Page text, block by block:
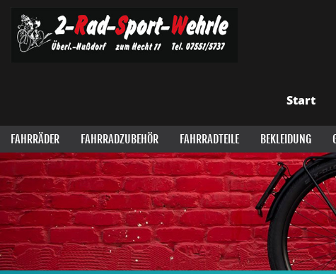
Start
FAHRRÄDER FAHRRADZUBEHÖR FAHRRADTEILE BEKLEIDUNG